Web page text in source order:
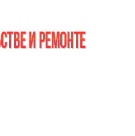
и ремонтах